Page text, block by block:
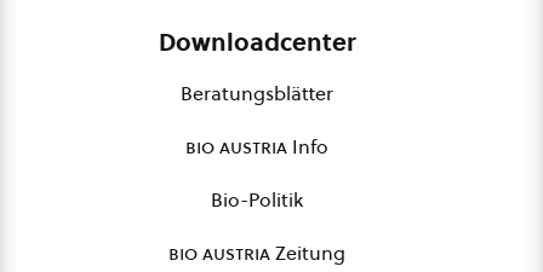
Downloadcenter
Beratungsblätter
bio austria Info
Bio-Politik
bio austriaZeitung